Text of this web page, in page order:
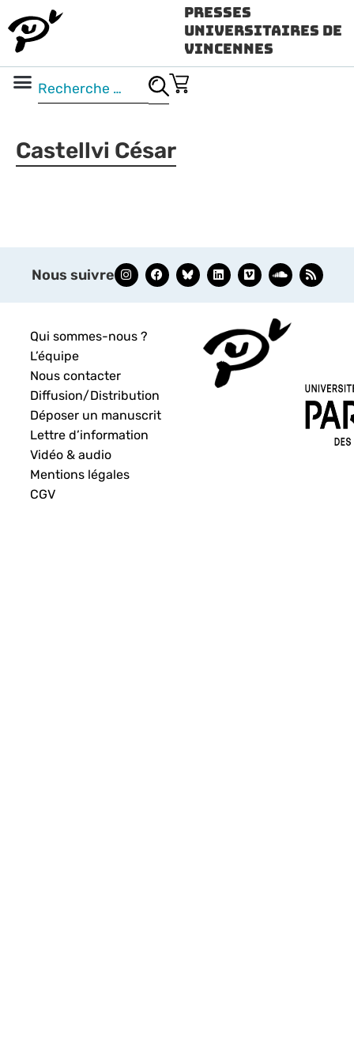
Presses
Universitaires de
Vincennes
Castellvi César
Nous suivre
Qui sommes-nous ?
L’équipe
Nous contacter
Diffusion/Distribution
Déposer un manuscrit
Lettre d’information
Vidéo & audio
Mentions légales
CGV